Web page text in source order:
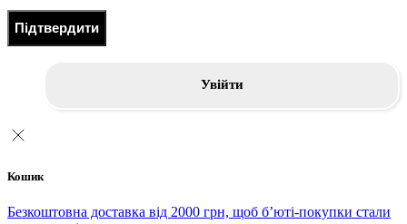
Підтвердити
Увійти
Кошик
Безкоштовна доставка від 2000 грн, щоб б’юті-покупки стали